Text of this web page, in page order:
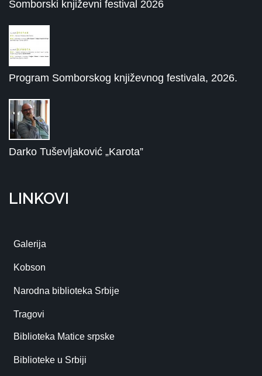
Somborski književni festival 2026
Program Somborskog književnog festivala, 2026.
Darko Tuševljaković „Karota”
LINKOVI
Galerija
Kobson
Narodna biblioteka Srbije
Tragovi
Biblioteka Matice srpske
Biblioteke u Srbiji